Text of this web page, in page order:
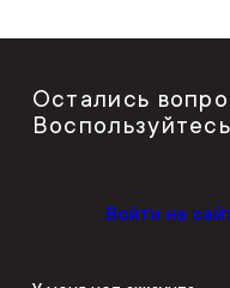
Остались
Войти на